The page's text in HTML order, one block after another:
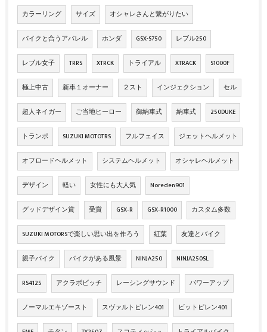
カラーリング サイズ オシャレさんと繋がりたい
バイクと合うアパレル ホンダ GSX-S750 レブル250
レブル女子 TRRS XTRCK トライアル XTRACK S1000F
極上中古 新車１オーナー ２スト インジェクション セル
超人ネイガー ご当地ヒーロー 御納車式 納車式 250DUKE
トランポ SUZUKI MOTOTRS フルフェイス ジェットヘルメット
オフロードヘルメット システムヘルメット オシャレヘルメット
デザイン 軽い 女性にも大人気 Noreden901
グッドデザイン賞 受賞 GSX‐R GSX‐R1000 カスタム多数
SUZUKI MOTORSで楽しい思い出を作ろう 紅葉 友達とバイク
親子バイク バイクがある風景 NINJA250 NINJA250SL
RS4125 アクラボビッチ レーシングサウンド パワーアップ
ノーマルエキゾースト スヴァルトピレン401 ビットピレン401